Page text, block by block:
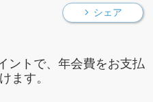
シェア
ントで、年会費をお⽀払
ます。